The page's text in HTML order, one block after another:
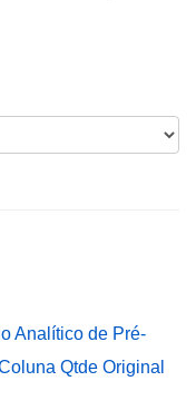
Analítico de Pré-
Qtde Original